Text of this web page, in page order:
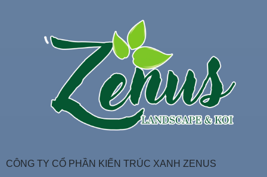
CÔNG TY CỔ PHẦN KIẾN TRÚC XANH ZENUS